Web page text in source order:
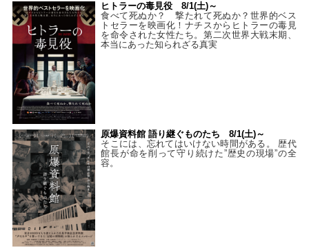
ヒトラーの毒見役 8/1(土)～
食べて死ぬか？ 撃たれて死ぬか？世界的ベス
トセラーを映画化！ナチスからヒトラーの毒見
を命令された女性たち。第二次世界大戦末期、
本当にあった知られざる真実
原爆資料館 語り継ぐものたち 8/1(土)～
そこには、忘れてはいけない時間がある。 歴代
館長が命を削って守り続けた”歴史の現場”の全
容。